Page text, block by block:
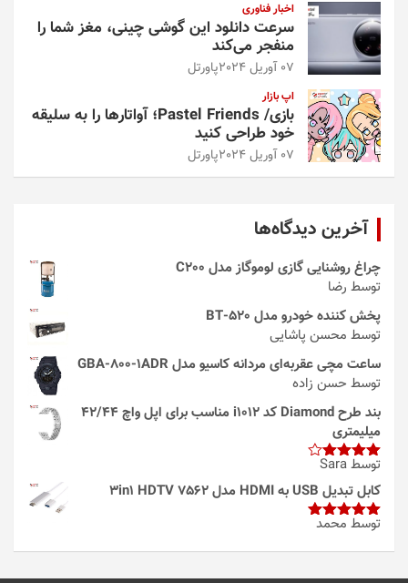
اخبار فناوری
سرعت دانلود این گوشی چینی، مغز شما را
منفجر می‌کند
07 آوریل 2024 پاورتل
اپ بازار
بازی/ Pastel Friends؛ آواتارها را به سلیقه
خود طراحی کنید
07 آوریل 2024 پاورتل
آخرین دیدگاه‌ها
چراغ روشنایی گازی لوموگاز مدل C200
توسط رضا
پخش کننده خودرو مدل 520-BT
توسط محسن پاشایی
ساعت مچی عقربه‌ای مردانه کاسیو مدل GBA-800-1ADR
توسط حسن زاده
بند طرح Diamond کد i1012 مناسب برای اپل واچ 42/44
میلیمتری
امتیاز4
از 5
توسط Sara
کابل تبدیل USB به HDMI مدل 3in1 HDTV 7562
امتیاز5از
توسط محمد